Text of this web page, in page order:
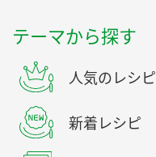
テーマから探す
人気のレシピ
新着レシピ